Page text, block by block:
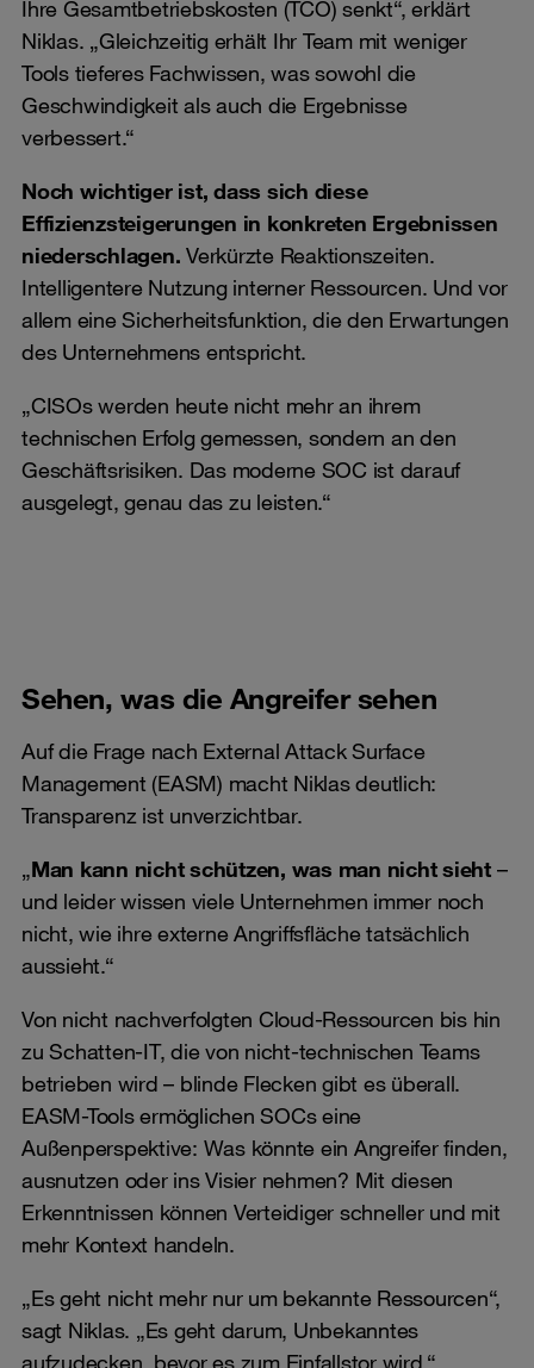
Ihre Gesamtbetriebskosten (TCO) senkt“, erklärt
Niklas. „Gleichzeitig erhält Ihr Team mit weniger
Tools tieferes Fachwissen, was sowohl die
Geschwindigkeit als auch die Ergebnisse
verbessert.“
Noch wichtiger ist, dass sich diese
Effizienzsteigerungen in konkreten Ergebnissen
niederschlagen. Verkürzte Reaktionszeiten.
Intelligentere Nutzung interner Ressourcen. Und vor
allem eine Sicherheitsfunktion, die den Erwartungen
des Unternehmens entspricht.
„CISOs werden heute nicht mehr an ihrem
technischen Erfolg gemessen, sondern an den
Geschäftsrisiken. Das moderne SOC ist darauf
ausgelegt, genau das zu leisten.“
Sehen, was die Angreifer sehen
Auf die Frage nach External Attack Surface
Management (EASM) macht Niklas deutlich:
Transparenz ist unverzichtbar.
„Man kann nicht schützen, was man nicht sieht–
und leider wissen viele Unternehmen immer noch
nicht, wie ihre externe Angriffsfläche tatsächlich
aussieht.“
Von nicht nachverfolgten Cloud-Ressourcen bis hin
zu Schatten-IT, die von nicht-technischen Teams
betrieben wird – blinde Flecken gibt es überall.
EASM-Tools ermöglichen SOCs eine
Außenperspektive: Was könnte ein Angreifer finden,
ausnutzen oder ins Visier nehmen? Mit diesen
Erkenntnissen können Verteidiger schneller und mit
mehr Kontext handeln.
„Es geht nicht mehr nur um bekannte Ressourcen“,
sagt Niklas. „Es geht darum, Unbekanntes
aufzudecken, bevor es zum Einfallstor wird.“